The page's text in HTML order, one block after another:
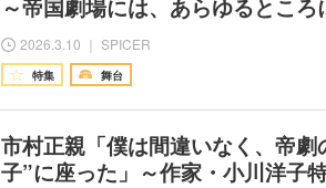
～帝国劇場には、あらゆるとこ
2026.3.10 ｜ SPICER
特集 舞台
市村正親「僕は間違いなく、帝劇
子”に座った」～作家・小川洋子